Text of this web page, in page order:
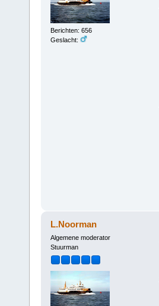
Berichten: 656
Geslacht:
L.Noorman
Algemene moderator
Stuurman